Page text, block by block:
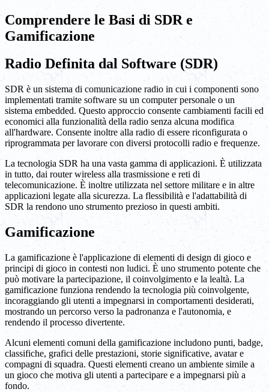
Comprendere le Basi di SDR e
Gamificazione
Radio Definita dal Software (SDR)
SDR è un sistema di comunicazione radio in cui i componenti sono
implementati tramite software su un computer personale o un
sistema embedded. Questo approccio consente cambiamenti facili ed
economici alla funzionalità della radio senza alcuna modifica
all'hardware. Consente inoltre alla radio di essere riconfigurata o
riprogrammata per lavorare con diversi protocolli radio e frequenze.
La tecnologia SDR ha una vasta gamma di applicazioni. È utilizzata
in tutto, dai router wireless alla trasmissione e reti di
telecomunicazione. È inoltre utilizzata nel settore militare e in altre
applicazioni legate alla sicurezza. La flessibilità e l'adattabilità di
SDR la rendono uno strumento prezioso in questi ambiti.
Gamificazione
La gamificazione è l'applicazione di elementi di design di gioco e
principi di gioco in contesti non ludici. È uno strumento potente che
può motivare la partecipazione, il coinvolgimento e la lealtà. La
gamificazione funziona rendendo la tecnologia più coinvolgente,
incoraggiando gli utenti a impegnarsi in comportamenti desiderati,
mostrando un percorso verso la padronanza e l'autonomia, e
rendendo il processo divertente.
Alcuni elementi comuni della gamificazione includono punti, badge,
classifiche, grafici delle prestazioni, storie significative, avatar e
compagni di squadra. Questi elementi creano un ambiente simile a
un gioco che motiva gli utenti a partecipare e a impegnarsi più a
fondo.